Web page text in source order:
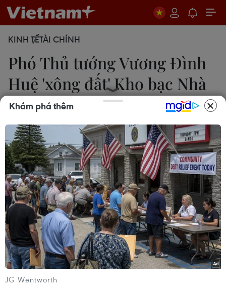
KINH TẾTÀI CHÍNH
Phó Thủ tướng Vương Đình
Huệ 'xông đất' Kho bạc Nhà
nước
Chu Thanh Vân
30/01/2020 07:52
Phó Thủ tướng Vương Đình Huệ khẳng định mỗi
đồng tiền Kho bạc Nhà nước đang quản lý là sự
đóng góp từ mồ hôi, công sức nhân dân, do đó
Kho bạc Nhà nước phải có trách nhiệm quản thật
chặt.
Khám phá thêm
JG Wentworth